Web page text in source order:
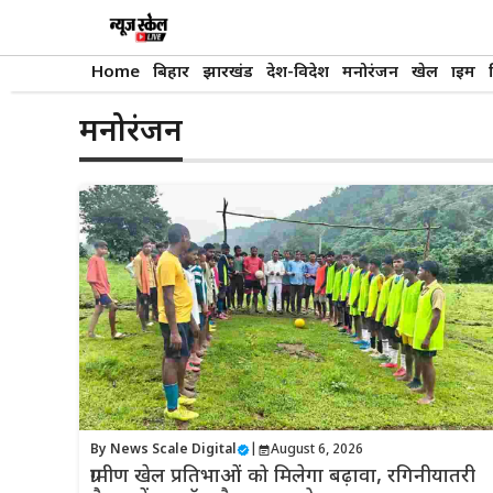
Home बिहार झारखंड देश-विदेश मनोरंजन खेल क्राइम
मनोरंजन
By News Scale Digital August 6, 2026
ग्रामीण खेल प्रतिभाओं को मिलेगा बढ़ावा, रगिनीयातरी